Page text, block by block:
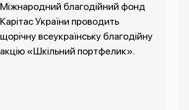
Міжнародний благодійний фонд
Карітас України проводить
щорічну всеукраїнську благодійну
акцію «Шкільний портфелик».